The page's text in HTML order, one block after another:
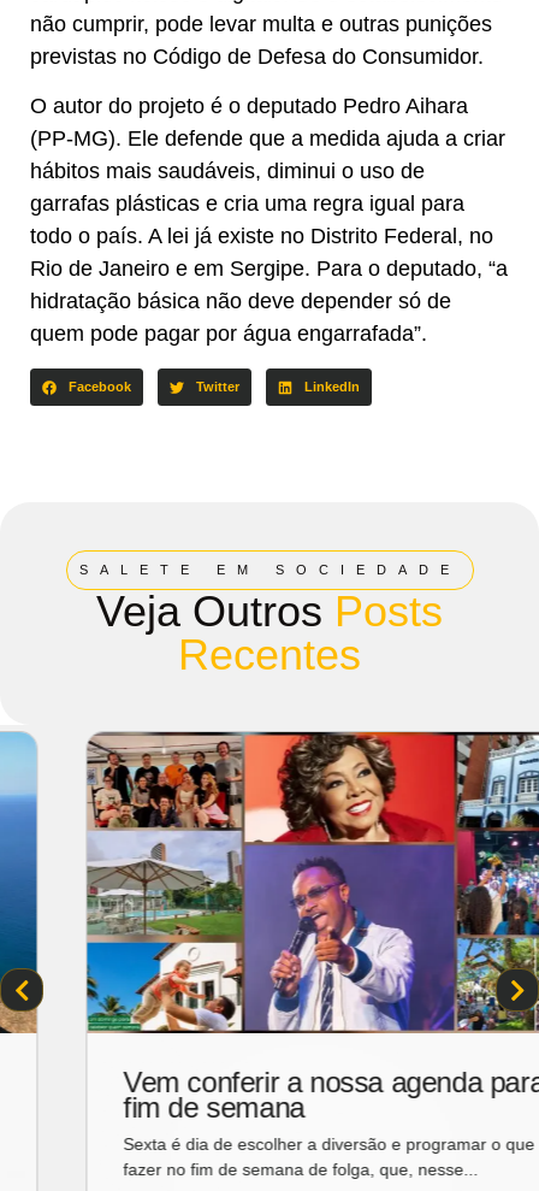
não cumprir, pode levar multa e outras punições
previstas no Código de Defesa do Consumidor.
O autor do projeto é o deputado Pedro Aihara
(PP-MG). Ele defende que a medida ajuda a criar
hábitos mais saudáveis, diminui o uso de
garrafas plásticas e cria uma regra igual para
todo o país. A lei já existe no Distrito Federal, no
Rio de Janeiro e em Sergipe. Para o deputado, “a
hidratação básica não deve depender só de
quem pode pagar por água engarrafada”.
Facebook Twitter LinkedIn
SALETE EM SOCIEDADE
Veja Outros Posts
Recentes
Esperança
Na crônica de hoje, o ex-governador Gonzaga Mota
convida o leitor a mergulhar na sensibilidade do poema...